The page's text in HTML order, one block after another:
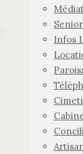
Infos